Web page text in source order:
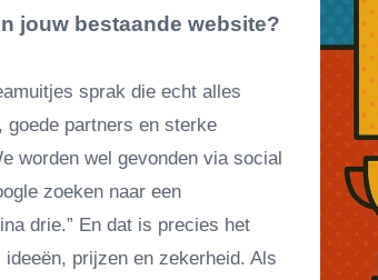
jouw bestaande website?
sprak die echt alles
goede partners en sterke
worden wel gevonden via social
zoeken naar een
drie.” En dat is precies het
prijzen en zekerheid. Als